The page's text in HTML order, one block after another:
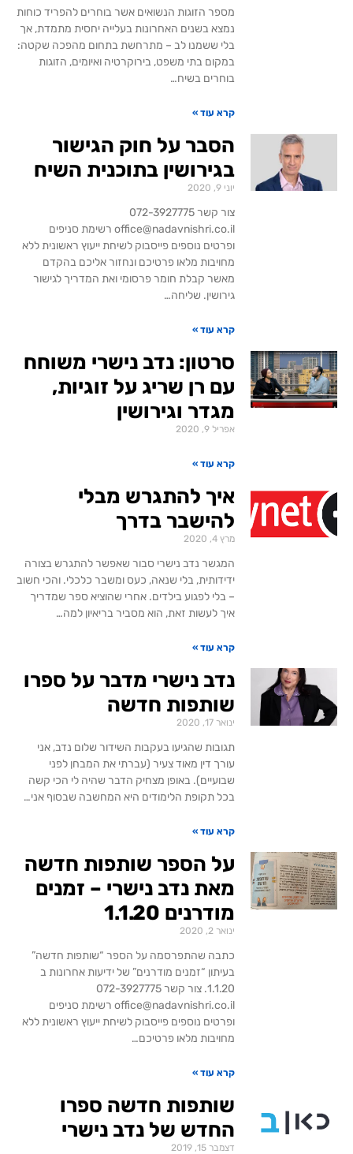
מספר הזוגות הנשואים אשר בוחרים להפריד כוחות
נמצא בשנים האחרונות בעלייה יחסית מתמדת, אך
בלי ששמנו לב – מתרחשת בתחום מהפכה שקטה:
במקום בתי משפט, בירוקרטיה ואיומים, הזוגות
בוחרים בשיח…
קרא עוד »
הסבר על חוק הגישור
בגירושין בתוכנית השיח
יוני 9, 2020
צור קשר 072-3927775
office@nadavnishri.co.il רשימת סניפים
ופרטים נוספים פייסבוק לשיחת ייעוץ ראשונית ללא
מחויבות מלאו פרטיכם ונחזור אליכם בהקדם
מאשר קבלת חומר פרסומי ואת המדריך לגישור
גירושין. שליחה…
קרא עוד »
סרטון: נדב נישרי משוחח
עם רן שריג על זוגיות,
מגדר וגירושין
אפריל 9, 2020
קרא עוד »
איך להתגרש מבלי
להישבר בדרך
מרץ 4, 2020
המגשר נדב נישרי סבור שאפשר להתגרש בצורה
ידידותית, בלי שנאה, כעס ומשבר כלכלי. והכי חשוב
– בלי לפגוע בילדים. אחרי שהוציא ספר שמדריך
איך לעשות זאת, הוא מסביר בריאיון למה…
קרא עוד »
נדב נישרי מדבר על ספרו
שותפות חדשה
ינואר 17, 2020
תגובות שהגיעו בעקבות השידור שלום נדב, אני
עורך דין מאוד צעיר (עברתי את המבחן לפני
שבועיים). באופן מצחיק הדבר שהיה לי הכי קשה
בכל תקופת הלימודים היא המחשבה שבסוף אני…
קרא עוד »
על הספר שותפות חדשה
מאת נדב נישרי – זמנים
מודרנים 1.1.20
ינואר 2, 2020
כתבה שהתפרסמה על הספר “שותפות חדשה”
בעיתון “זמנים מודרנים” של ידיעות אחרונות ב
1.1.20. צור קשר 072-3927775
office@nadavnishri.co.il רשימת סניפים
ופרטים נוספים פייסבוק לשיחת ייעוץ ראשונית ללא
מחויבות מלאו פרטיכם…
קרא עוד »
שותפות חדשה ספרו
החדש של נדב נישרי
דצמבר 15, 2019